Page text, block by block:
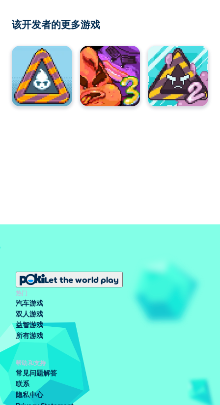
该开发者的更多游戏
Let the world play
热门
汽车游戏
双人游戏
益智游戏
所有游戏
帮助和支持
常见问题解答
联系
隐私中心